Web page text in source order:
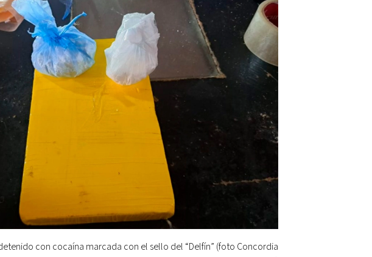
con cocaína marcada con el sello del “Delfín” (foto Concordia